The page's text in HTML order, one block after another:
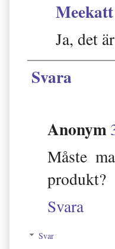
Meekatt
Ja, det
Svara
Anonym
Måste
produkt?
Svara
Svar